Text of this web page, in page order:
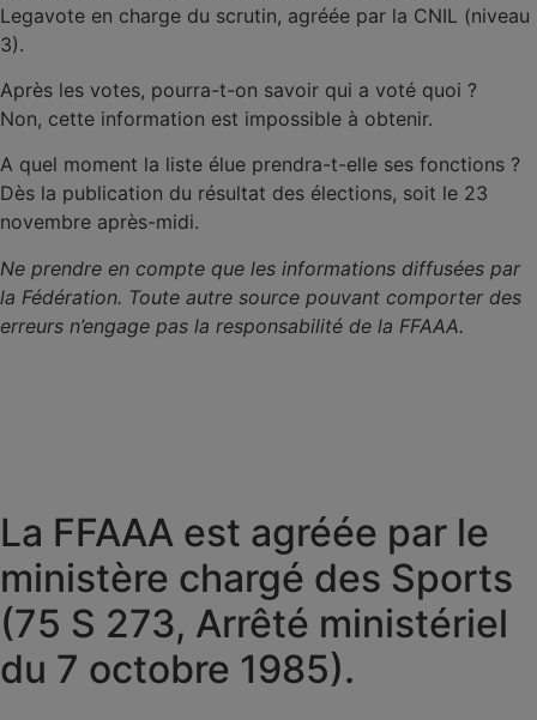
Legavote en charge du scrutin, agréée par la CNIL (niveau
3).
Après les votes, pourra-t-on savoir qui a voté quoi ?
Non, cette information est impossible à obtenir.
A quel moment la liste élue prendra-t-elle ses fonctions ?
Dès la publication du résultat des élections, soit le 23
novembre après-midi.
Ne prendre en compte que les informations diffusées par
la Fédération. Toute autre source pouvant comporter des
erreurs n’engage pas la responsabilité de la FFAAA.
La FFAAA est agréée par le
ministère chargé des Sports
(75 S 273, Arrêté ministériel
du 7 octobre 1985).